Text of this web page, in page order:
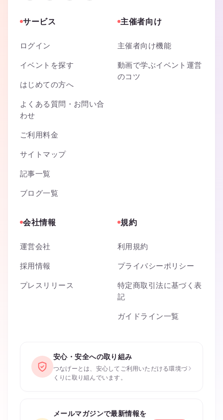
サービス
ログイン
イベントを探す
はじめての方へ
よくある質問・お問い合
わせ
ご利用料金
サイトマップ
記事一覧
ブログ一覧
主催者向け
主催者向け機能
動画で学ぶイベント運営
のコツ
会社情報
運営会社
採用情報
プレスリリース
規約
利用規約
プライバシーポリシー
特定商取引法に基づく表
記
ガイドライン一覧
安心・安全への取り組み
つなげーとは、安心してご利用いただける環境づ
くりに取り組んでいます。
›
メールマガジンで最新情報を